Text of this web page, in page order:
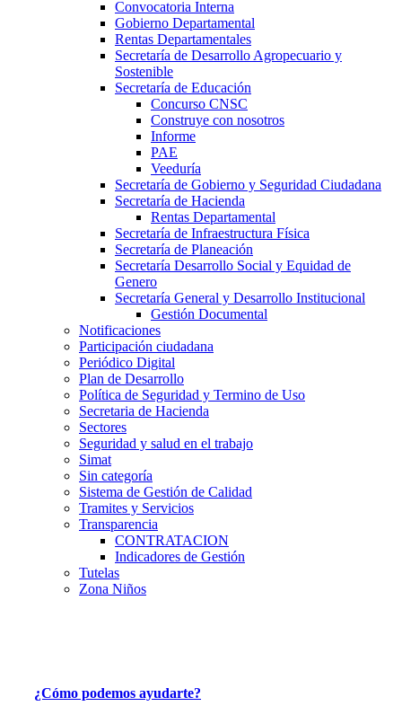
Convocatoria Interna
Gobierno Departamental
Rentas Departamentales
Secretaría de Desarrollo Agropecuario y
Sostenible
Secretaría de Educación
Concurso CNSC
Construye con nosotros
Informe
PAE
Veeduría
Secretaría de Gobierno y Seguridad Ciudadana
Secretaría de Hacienda
Rentas Departamental
Secretaría de Infraestructura Física
Secretaría de Planeación
Secretaría Desarrollo Social y Equidad de
Genero
Secretaría General y Desarrollo Institucional
Gestión Documental
Notificaciones
Participación ciudadana
Periódico Digital
Plan de Desarrollo
Política de Seguridad y Termino de Uso
Secretaria de Hacienda
Sectores
Seguridad y salud en el trabajo
Simat
Sin categoría
Sistema de Gestión de Calidad
Tramites y Servicios
Transparencia
CONTRATACION
Indicadores de Gestión
Tutelas
Zona Niños
¿Cómo podemos ayudarte?